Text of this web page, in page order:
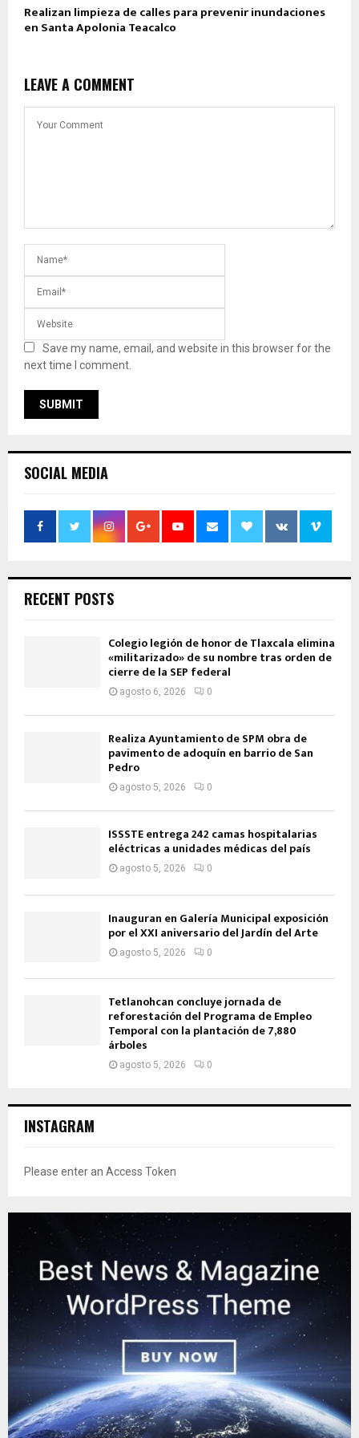
Realizan limpieza de calles para prevenir inundaciones
en Santa Apolonia Teacalco
LEAVE A COMMENT
Save my name, email, and website in this browser for the
next time I comment.
SOCIAL MEDIA
RECENT POSTS
Colegio legión de honor de Tlaxcala elimina
«militarizado» de su nombre tras orden de
cierre de la SEP federal
agosto 6, 2026 0
Realiza Ayuntamiento de SPM obra de
pavimento de adoquín en barrio de San
Pedro
agosto 5, 2026 0
ISSSTE entrega 242 camas hospitalarias
eléctricas a unidades médicas del país
agosto 5, 2026 0
Inauguran en Galería Municipal exposición
por el XXI aniversario del Jardín del Arte
agosto 5, 2026 0
Tetlanohcan concluye jornada de
reforestación del Programa de Empleo
Temporal con la plantación de 7,880
árboles
agosto 5, 2026 0
INSTAGRAM
Please enter an Access Token